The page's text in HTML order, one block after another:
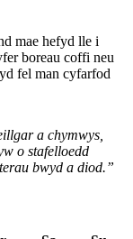
mae hefyd lle i
boreau coffi neu
fel man cyfarfod
a chymwys,
o stafelloedd
bwyd a diod.”